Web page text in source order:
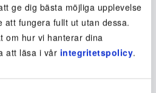
ge dig bästa möjliga upplevelse
att fungera fullt ut utan dessa.
om hur vi hanterar dina
att läsa i vår integritetspolicy.